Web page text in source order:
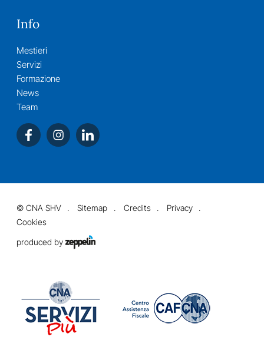
Info
Mestieri
Servizi
Formazione
News
Team
©CNA SHV Sitemap Credits
Privacy
Cookies
produced by